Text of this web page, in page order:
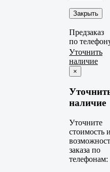
Закрыть
Предзаказ
по
Уточнить
наличие
×
наличие
Уточните
стоимость
заказа по
телефонам: